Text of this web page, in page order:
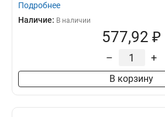
Подробнее
Наличие: В наличии
577,92 ₽
– +
В корзину